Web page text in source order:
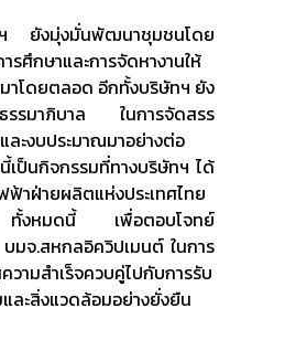
ฯ ยังมุ่งมั่นพัฒนาชุมชนโดย
รศึกษาและการจัดหางานให้
าโดยตลอด อีกทั้งบริษัทฯ ยัง
รรมาภิบาล ในการจัดสรร
ะงบประมาณมาอย่างต่อ
เป็นกิจกรรมที่ทางบริษัทฯ ได้
ฟ้าฝ่ายผลิตแห่งประเทศไทย
งหมดนี้ เพื่อตอบโจทย์
มจ.สหกลอิควิปเมนต์ ในการ
วามสำเร็จควบคู่ไปกับการรับ
ละสิ่งแวดล้อมอย่างยั่งยืน